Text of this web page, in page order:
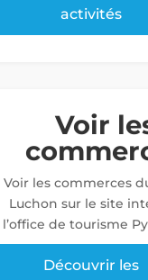
activités
Voir
Voir les commerces
Luchon sur le site
l’office de tourisme
Découvrir les